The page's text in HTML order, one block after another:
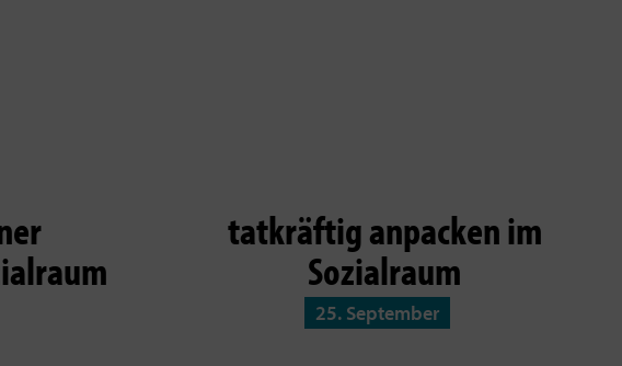
tatkräftig anpacken im
Sozialraum
25. September